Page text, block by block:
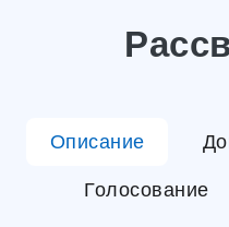
Описание
Голосование